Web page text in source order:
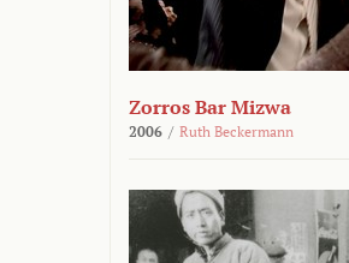
Zorros Bar Mizwa
2006 / Ruth Beckermann